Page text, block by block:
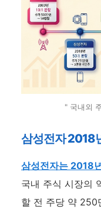
" 국내외
삼성전자 2018
삼성전자는 2018
국내 주식 시장의
할 전 주당 약 250